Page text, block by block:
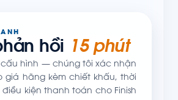
hồi 15 phút
hình — chúng tôi xác nhận
giá hãng kèm chiết khấu, thời
kiện thanh toán cho Finish